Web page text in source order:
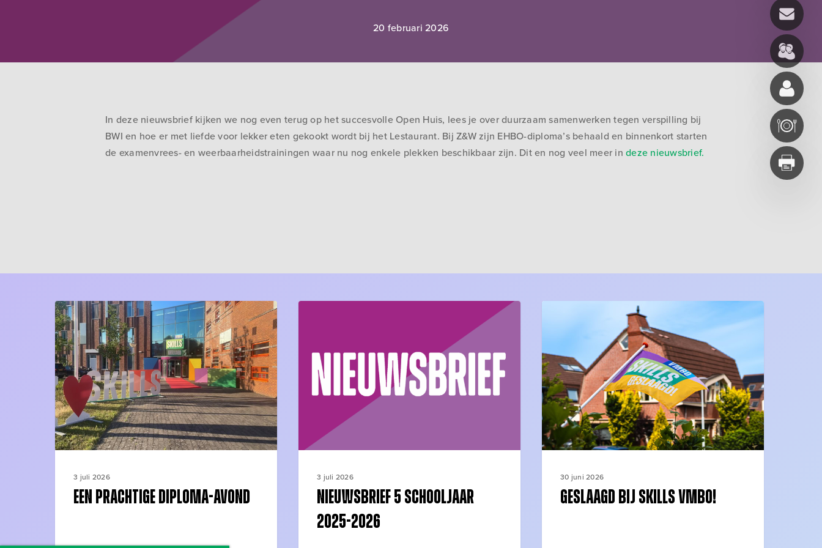
20 februari 2026
In deze nieuwsbrief kijken we nog even terug op het succesvolle Open Huis, lees je over duurzaam samenwerken tegen verspilling bij
BWI en hoe er met liefde voor lekker eten gekookt wordt bij het Lestaurant. Bij Z&W zijn EHBO-diploma’s behaald en binnenkort starten
de examenvrees- en weerbaarheidstrainingen waar nu nog enkele plekken beschikbaar zijn. Dit en nog veel meer in deze nieuwsbrief.
Een
prachtige
diploma-
avond
3 juli 2026
Een prachtige diploma-avond
2025-
2026
3 juli 2026
Nieuwsbrief 5 schooljaar
2025-2026
vmbo!
30 juni 2026
Geslaagd bij SKILLS vmbo!